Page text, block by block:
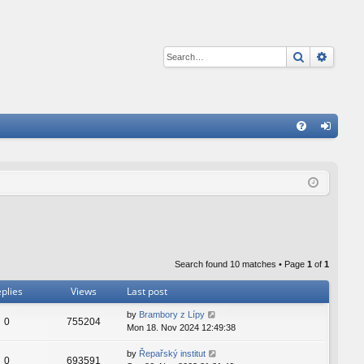
Search
in
Search found 10 matches • Page 1 of 1
Views Last post
0 755204
by Brambory z Lípy
Mon 18. Nov 2024 12:49:38
0 693591
by Řepařský institut